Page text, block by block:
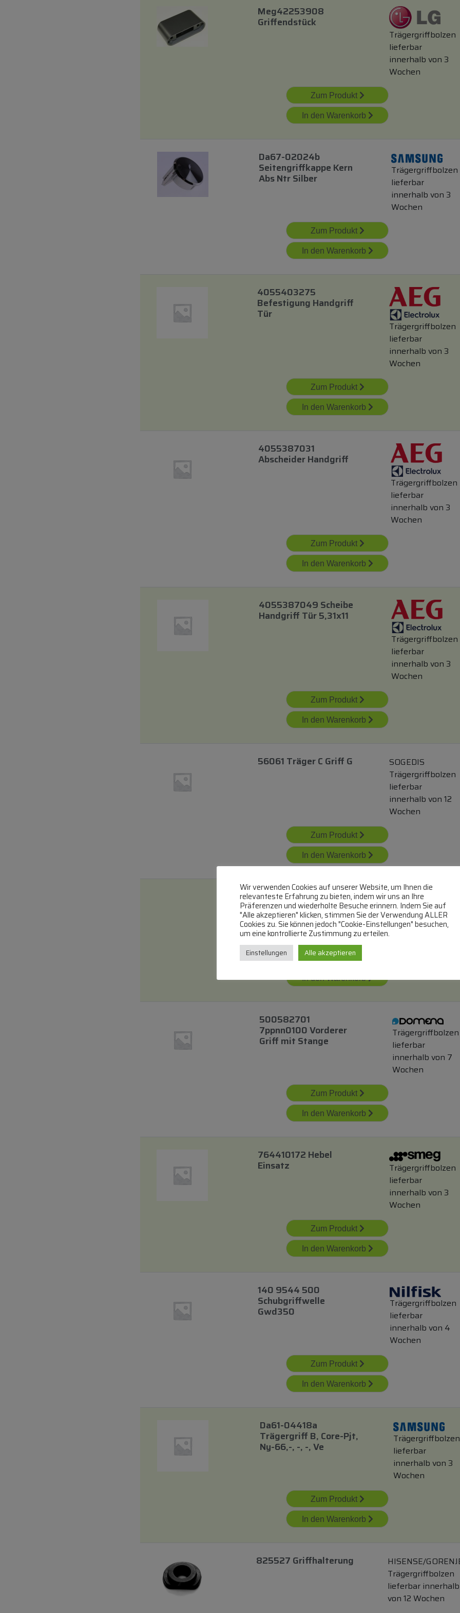
Meg42253908
Griffendstück
Trägergriffbolzen
lieferbar
innerhalb von 3
Wochen
Zum Produkt
In den Warenkorb
Da67-02024b
Seitengriffkappe Kern
Abs Ntr Silber
Trägergriffbolzen
lieferbar
innerhalb von 3
Wochen
Zum Produkt
In den Warenkorb
4055403275
Befestigung Handgriff
Tür
Trägergriffbolzen
lieferbar
innerhalb von 3
Wochen
Zum Produkt
In den Warenkorb
4055387031
Abscheider Handgriff
Trägergriffbolzen
lieferbar
innerhalb von 3
Wochen
Zum Produkt
In den Warenkorb
4055387049 Scheibe
Handgriff Tür 5,31x11
Trägergriffbolzen
lieferbar
innerhalb von 3
Wochen
Zum Produkt
In den Warenkorb
56061 Träger C Griff G
SOGEDIS
Trägergriffbolzen
lieferbar
innerhalb von 12
Wochen
Zum Produkt
In den Warenkorb
250920077
C00870390 Türgriff
Kunststoffteil Links
BEKO/GRUNDIG/
Trägergriffbolzen
lieferbar innerhalb von 7
Wochen
Zum Produkt
In den Warenkorb
500582701
7ppnn0100 Vorderer
Griff mit Stange
Trägergriffbolzen
lieferbar
innerhalb von 7
Wochen
Zum Produkt
In den Warenkorb
764410172 Hebel
Einsatz
Trägergriffbolzen
lieferbar
innerhalb von 3
Wochen
Zum Produkt
In den Warenkorb
140 9544 500
Schubgriffwelle
Gwd350
Trägergriffbolzen
lieferbar
innerhalb von 4
Wochen
Zum Produkt
In den Warenkorb
Da61-04418a
Trägergriff B, Core-Pjt,
Ny-66,-, -, -, Ve
Trägergriffbolzen
lieferbar
innerhalb von 3
Wochen
Zum Produkt
In den Warenkorb
825527 Griffhalterung
HISENSE/
Trägergriffbolzen
lieferbar innerhalb
von 12 Wochen
Wir verwenden Cookies auf unserer Website, um Ihnen die
relevanteste Erfahrung zu bieten, indem wir uns an Ihre
Präferenzen und wiederholte Besuche erinnern. Indem Sie auf
"Alle akzeptieren" klicken, stimmen Sie der Verwendung ALLER
Cookies zu. Sie können jedoch "Cookie-Einstellungen" besuchen,
um eine kontrollierte Zustimmung zu erteilen.
Einstellungen Alle akzeptieren